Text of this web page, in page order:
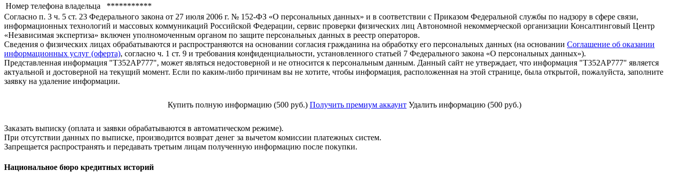
Номер телефона владельца
***********
Согласно п. 3 ч. 5 ст. 23 Федерального закона от 27 июля 2006 г. № 152-ФЗ «О персональных данных» и в соответствии с Приказом Федеральной службы по надзору в сфере связи,
информационных технологий и массовых коммуникаций Российской Федерации, сервис проверки физических лиц Автономной некоммерческой организации Консалтинговый Центр
«Независимая экспертиза» включен уполномоченным органом по защите персональных данных в реестр операторов.
Сведения о физических лицах обрабатываются и распространяются на основании согласия гражданина на обработку его персональных данных (на основании Соглашение об оказании
информационных услуг (оферта), согласно ч. 1 ст. 9 и требования конфиденциальности, установленного статьей 7 Федерального закона «О персональных данных»).
Представленная информация "Т352АР777", может являться недостоверной и не относится к персональным данным. Данный сайт не утверждает, что информация "Т352АР777" является
актуальной и достоверной на текущий момент. Если по каким-либо причинам вы не хотите, чтобы информация, расположенная на этой странице, была открытой, пожалуйста, заполните
заявку на удаление информации.
Купить полную информацию (500 руб.) Получить премиум аккаунт Удалить информацию (500 руб.)
Заказать выписку (оплата и заявки обрабатываются в автоматическом режиме).
При отсутствии данных по выписке, производится возврат денег за вычетом комиссии платежных систем.
Запрещается распространять и передавать третьим лицам полученную информацию после покупки.
Национальное бюро кредитных историй